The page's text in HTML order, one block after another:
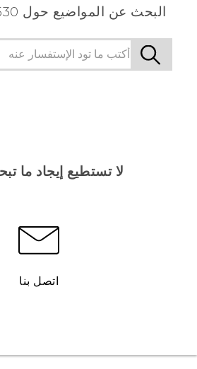
البحث عن المواضيع حول HTC Desire 530
لا تستطيع إيجاد ما
اتصل بنا